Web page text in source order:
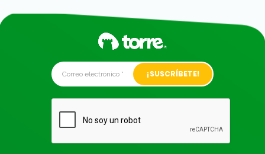
Alternative: